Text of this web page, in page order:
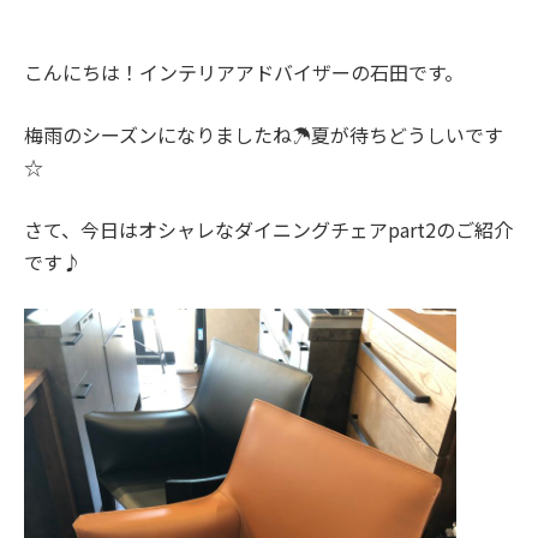
こんにちは！インテリアアドバイザーの石田です。
梅雨のシーズンになりましたね☂夏が待ちどうしいです
☆
さて、今日はオシャレなダイニングチェアpart2のご紹介
です♪